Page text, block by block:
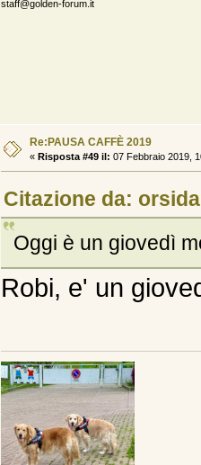
staff@golden-forum.it
Re:PAUSA CAFFÈ 2019
« Risposta #49 il: 07 Febbraio 2019,
Citazione da:
Oggi è un giovedì
Robi, e' un